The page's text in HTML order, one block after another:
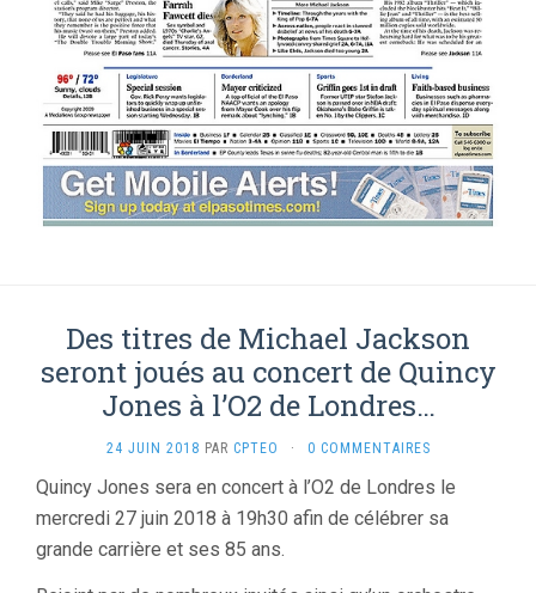
Des titres de Michael Jackson
seront joués au concert de Quincy
Jones à l’O2 de Londres…
24 JUIN 2018 PAR CPTEO · 0 COMMENTAIRES
Quincy Jones sera en concert à l’O2 de Londres le
mercredi 27 juin 2018 à 19h30 afin de célébrer sa
grande carrière et ses 85 ans.